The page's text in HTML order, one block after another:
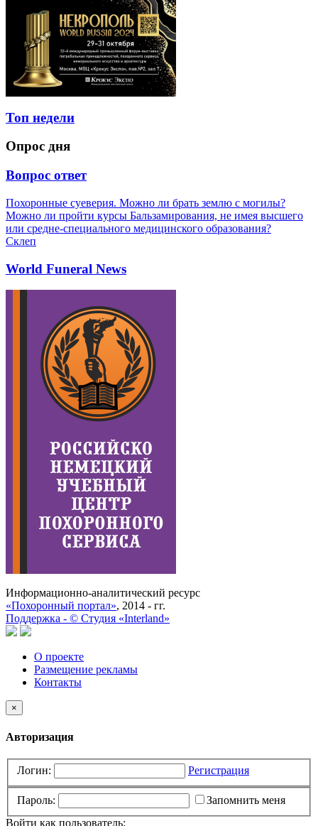
Топ недели
Опрос дня
Вопрос ответ
Похоронные суеверия. Можно ли брать землю с могилы?
Можно ли пройти курсы Бальзамирования, не имея высшего
или средне-специального медицинского образования?
Склеп
World Funeral News
Информационно-аналитический ресурс
«Похоронный портал», 2014 - гг.
Поддержка - © Cтудия «Interland»
О проекте
Размещение рекламы
Контакты
×
Авторизация
Логин: Регистрация
Пароль:
Запомнить меня
Войти как пользователь: